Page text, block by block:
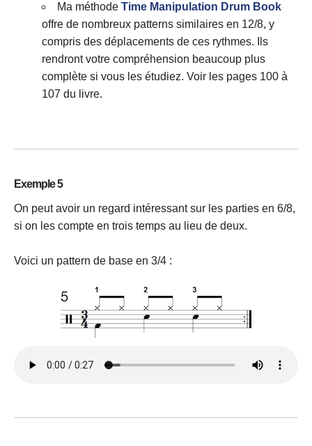
Ma méthode Time Manipulation Drum Book
offre de nombreux patterns similaires en 12/8, y
compris des déplacements de ces rythmes. Ils
rendront votre compréhension beaucoup plus
complète si vous les étudiez. Voir les pages 100 à
107 du livre.
Exemple 5
On peut avoir un regard intéressant sur les parties en 6/8,
si on les compte en trois temps au lieu de deux.
Voici un pattern de base en 3/4 :